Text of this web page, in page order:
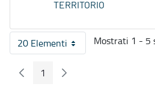
TERRITORIO
20 ElementiPer pagina
Mostrati 1 - 5
Pagina Precedente
Pagina
1 Pagina Seguente